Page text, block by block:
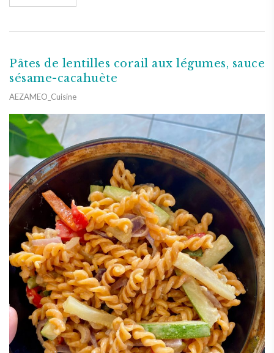
Pâtes de lentilles corail aux légumes, sauce
sésame-cacahuète
AEZAMEO_Cuisine